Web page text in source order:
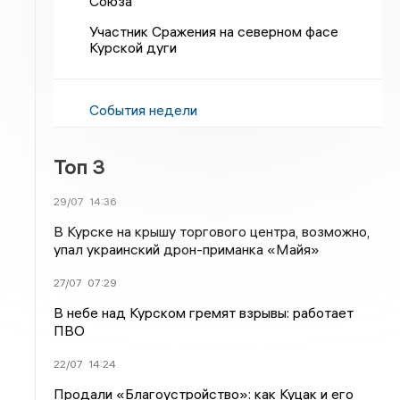
Участник Сражения на северном фасе
Курской дуги
События недели
Топ 3
29/07 14:36
В Курске на крышу торгового центра, возможно,
упал украинский дрон-приманка «Майя»
27/07 07:29
В небе над Курском гремят взрывы: работает
ПВО
22/07 14:24
Продали «Благоустройство»: как Куцак и его